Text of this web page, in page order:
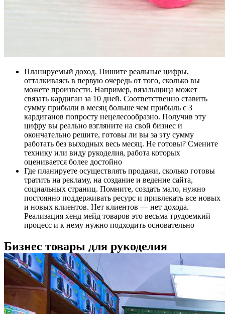
Планируемый доход. Пишите реальные цифры,
отталкиваясь в первую очередь от того, сколько вы
можете произвести. Например, вязальщица может
связать кардиган за 10 дней. Соответственно ставить
сумму прибыли в месяц больше чем прибыль с 3
кардиганов попросту нецелесообразно. Получив эту
цифру вы реально взгляните на свой бизнес и
окончательно решите, готовы ли вы за эту сумму
работать без выходных весь месяц. Не готовы? Смените
технику или виду рукоделия, работа которых
оценивается более достойно
Где планируете осуществлять продажи, сколько готовы
тратить на рекламу, на создание и ведение сайта,
социальных страниц. Помните, создать мало, нужно
постоянно поддерживать ресурс и привлекать все новых
и новых клиентов. Нет клиентов — нет дохода.
Реализация хенд мейд товаров это весьма трудоемкий
процесс и к нему нужно подходить основательно
Бизнес товары для рукоделия